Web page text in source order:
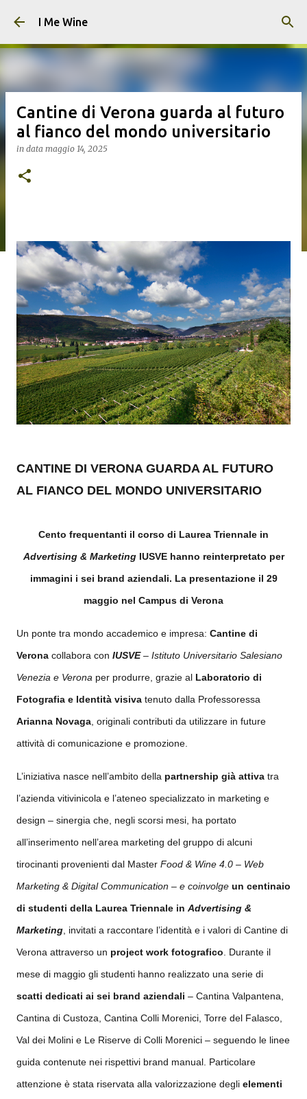
Passa ai contenuti principali
I Me Wine
Cantine di Verona guarda al futuro
al fianco del mondo universitario
in data maggio 14, 2025
CANTINE DI VERONA GUARDA AL FUTURO
AL FIANCO DEL MONDO UNIVERSITARIO
Cento frequentanti il corso di Laurea Triennale in
Advertising & MarketingIUSVE hanno reinterpretato per
immagini i sei brand aziendali. La presentazione il 29
maggio nel Campus di Verona
Un ponte tra mondo accademico e impresa: Cantine di
Verona collabora con IUSVE– Istituto Universitario Salesiano
Venezia e Verona per produrre, grazie al Laboratorio di
Fotografia e Identità visiva tenuto dalla Professoressa
Arianna Novaga originali contributi da utilizzare in future
attività di comunicazione e promozione.
L’iniziativa nasce nell’ambito della partnership già attiva tra
l’azienda vitivinicola e l’ateneo specializzato in marketing e
design – sinergia che, negli scorsi mesi, ha portato
all’inserimento nell’area marketing del gruppo di alcuni
tirocinanti provenienti dal Master Food & Wine 4.0 – Web
Marketing & Digital Communication – e coinvolge un centinaio
di studenti della Laurea Triennale in Advertising &
Marketing , invitati a raccontare l’identità e i valori di Cantine di
Verona attraverso un project work fotografico . Durante il
mese di maggio gli studenti hanno realizzato una serie di
scatti dedicati ai sei brand aziendali – Cantina Valpantena,
Cantina di Custoza, Cantina Colli Morenici, Torre del Falasco,
Val dei Molini e Le Riserve di Colli Morenici – seguendo le linee
guida contenute nei rispettivi brand manual. Particolare
attenzione è stata riservata alla valorizzazione degli elementi